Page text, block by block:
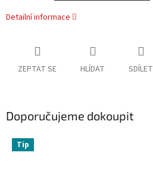
Detailní informace
ZEPTAT SE HLÍDAT SDÍLET
Doporučujeme dokoupit
Tip